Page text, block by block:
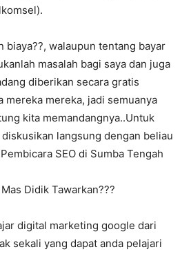
biaya??, walaupun tentang bayar
masalah bagi saya dan juga
diberikan secara gratis
mereka mereka, jadi semuanya
kita memandangnya..Untuk
langsung dengan beliau
SEO di Sumba Tengah
Didik Tawarkan???
digital marketing google dari
sekali yang dapat anda pelajari